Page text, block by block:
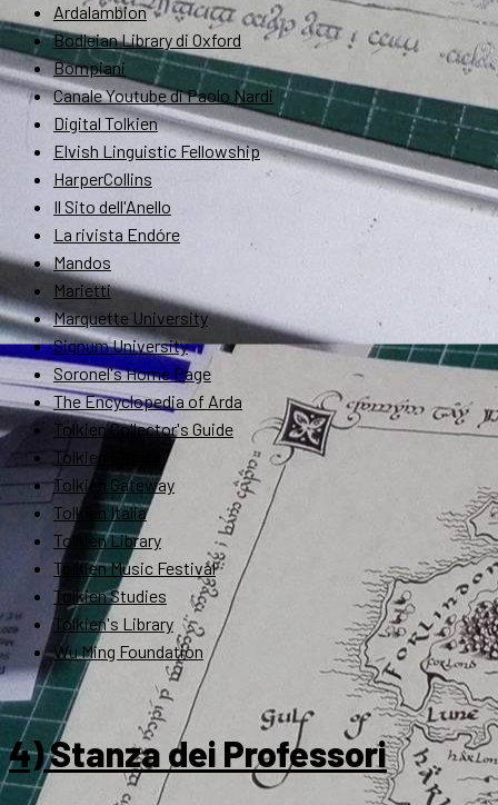
Ardalambion
Bodleian Library di Oxford
Bompiani
Canale Youtube di Paolo Nardi
Digital Tolkien
Elvish Linguistic Fellowship
HarperCollins
Il Sito dell'Anello
La rivista Endóre
Mandos
Marietti
Marquette University
Signum University
Soronel's Home Page
The Encyclopedia of Arda
Tolkien Collector's Guide
Tolkien Estate
Tolkien Gateway
Tolkien Italia
Tolkien Library
Tolkien Music Festival
Tolkien Studies
Tolkien's Library
Wu Ming Foundation
4) Stanza dei Professori